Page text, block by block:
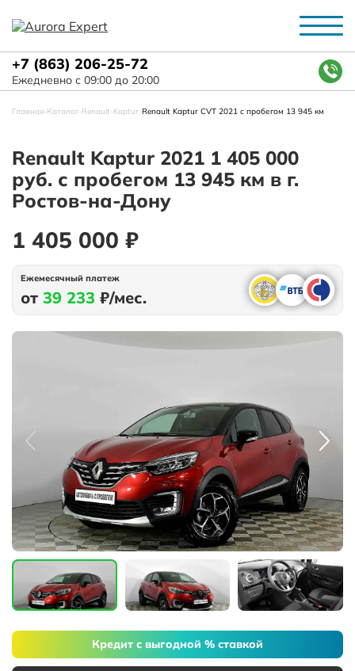
+7 (863) 206-25-72
Ежедневно с 09:00 до 20:00
Главная-Каталог-Renault-Kaptur-Renault Kaptur CVT 2021 с пробегом 13 945 км
Renault Kaptur 2021 1 405 000
руб. с пробегом 13 945 км в г.
Ростов-на-Дону
1 405 000 ₽
Ежемесячный платеж
от 39 233 ₽/мес.
Кредит с выгодной % ставкой